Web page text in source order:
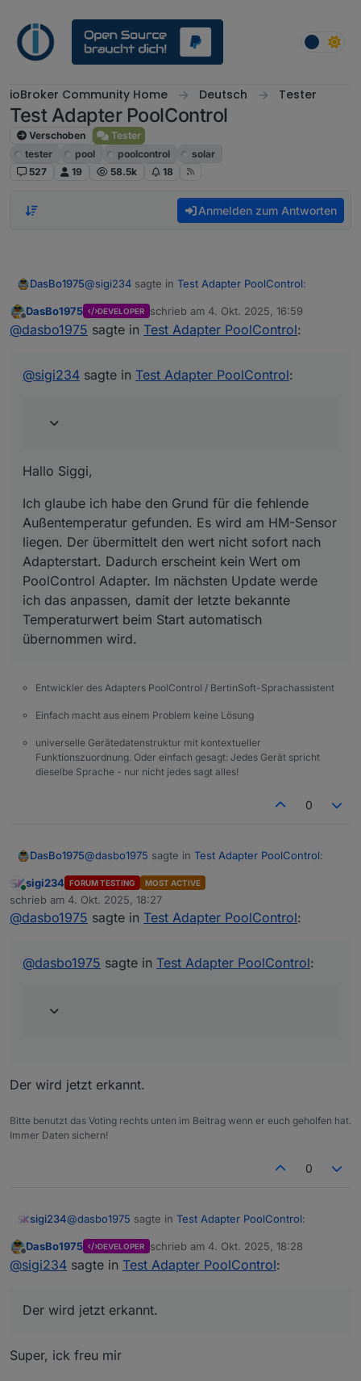
ioBroker Community Home Deutsch Tester
Test Adapter PoolControl
Verschoben
Tester
tester
pool poolcontrol
solar
527
19 58.5k 18
Anmelden zum Antworten
DasBo1975@sigi234 sagte in Test Adapter PoolControl:
@dasbo1975
ich kann den Fehler leider bei mir nicht feststellen
Offline
DasBo1975 DEVELOPER schrieb am 4. Okt. 2025, 16:59
zuletzt editiert von
@dasbo1975 sagte in Test Adapter PoolControl:
@sigi234 sagte in Test Adapter PoolControl:
Hallo Siggi,
Ich glaube ich habe den Grund für die fehlende
Außentemperatur gefunden. Es wird am HM-Sensor
liegen. Der übermittelt den wert nicht sofort nach
Adapterstart. Dadurch erscheint kein Wert om
PoolControl Adapter. Im nächsten Update werde
ich das anpassen, damit der letzte bekannte
Temperaturwert beim Start automatisch
übernommen wird.
Entwickler des Adapters PoolControl / BertinSoft-Sprachassistent
Einfach macht aus einem Problem keine Lösung
universelle Gerätedatenstruktur mit kontextueller
Funktionszuordnung. Oder einfach gesagt: Jedes Gerät spricht
dieselbe Sprache - nur nicht jedes sagt alles!
0
DasBo1975@dasbo1975 sagte in Test Adapter PoolControl:
@sigi234sagte in
Aussensensor wird nicht erkannt:
wert nicht sofort nach Adapterstart. Dadurch
Im nächsten Update werde ich das anpassen,
damit der letzte bekannte Temperaturwert
Online
sigi234 FORUM TESTING MOST ACTIVE
schrieb am 4. Okt. 2025, 18:27
zuletzt editiert von
@dasbo1975 sagte in Test Adapter PoolControl:
@dasbo1975 sagte in Test Adapter PoolControl:
Der wird jetzt erkannt.
Bitte benutzt das Voting rechts unten im Beitrag wenn er euch geholfen hat.
Immer Daten sichern!
0
sigi234@dasbo1975 sagte in Test Adapter PoolControl:
@dasbo1975sagte inTest Adapter PoolControl
@ sigi234 sagte in
Offline
DasBo1975 DEVELOPER schrieb am 4. Okt. 2025, 18:28
zuletzt editiert von
@sigi234 sagte in Test Adapter PoolControl:
Der wird jetzt erkannt.
Super, ick freu mir